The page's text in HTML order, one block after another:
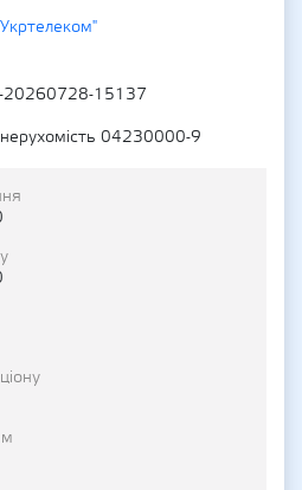
20260728-15137
нерухомість 04230000-9